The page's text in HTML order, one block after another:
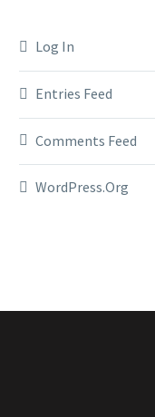
Log In
Entries Feed
Comments Feed
WordPress.org